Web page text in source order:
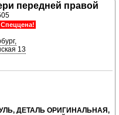
передней правой
Спеццена!
13
ДЕТАЛЬ ОРИГИНАЛЬНАЯ,